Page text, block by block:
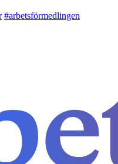
#arbetsförmedlingen